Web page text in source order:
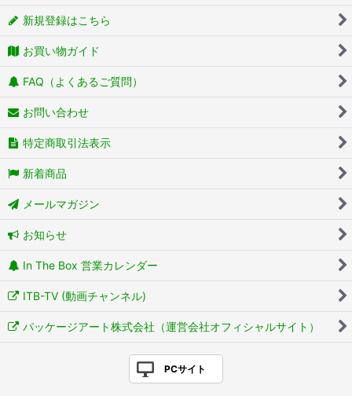
新規登録はこちら
お買い物ガイド
FAQ（よくあるご質問）
お問い合わせ
特定商取引法表示
新着商品
メールマガジン
お知らせ
In The Box 営業カレンダー
ITB-TV (動画チャンネル)
パッケージアート株式会社（運営会社オフィシャルサイト）
PCサイト